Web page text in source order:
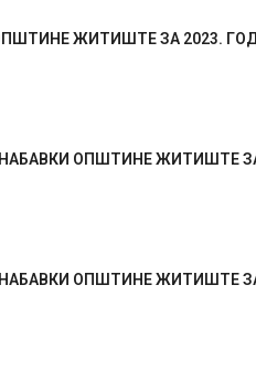
ЖИТИШТЕ ЗА 2023.
ОПШТИНЕ ЖИТИШТЕ ЗА
ОПШТИНЕ ЖИТИШТЕ ЗА